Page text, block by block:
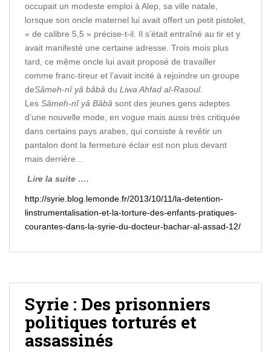
occupait un modeste emploi à Alep, sa ville natale,
lorsque son oncle maternel lui avait offert un petit pistolet,
« de calibre 5,5 » précise-t-il. Il s’était entraîné au tir et y
avait manifesté une certaine adresse. Trois mois plus
tard, ce même oncle lui avait proposé de travailler
comme franc-tireur et l’avait incité à rejoindre un groupe
deSâmeh-nî yâ bâbâ du Liwa Ahfad al-Rasoul.
Les Sâmeh-nî yâ Bâbâ sont des jeunes gens adeptes
d’une nouvelle mode, en vogue mais aussi très critiquée
dans certains pays arabes, qui consiste à revêtir un
pantalon dont la fermeture éclair est non plus devant
mais derrière…
Lire la suite ….
http://syrie.blog.lemonde.fr/2013/10/11/la-detention-
linstrumentalisation-et-la-torture-des-enfants-pratiques-
courantes-dans-la-syrie-du-docteur-bachar-al-assad-12/
Syrie : Des prisonniers
politiques torturés et
assassinés